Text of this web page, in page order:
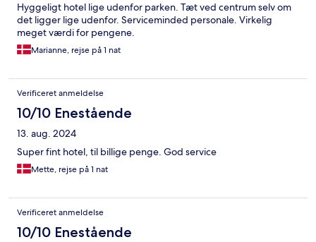
Hyggeligt hotel lige udenfor parken. Tæt ved centrum selv om
det ligger lige udenfor. Serviceminded personale. Virkelig
meget værdi for pengene.
Marianne, rejse på 1 nat
Verificeret anmeldelse
10/10 Enestående
13. aug. 2024
Super fint hotel, til billige penge. God service
Mette, rejse på 1 nat
Verificeret anmeldelse
10/10 Enestående